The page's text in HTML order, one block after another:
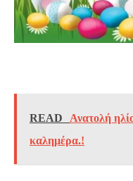
READ
Ανατολή
καλημέρα.!